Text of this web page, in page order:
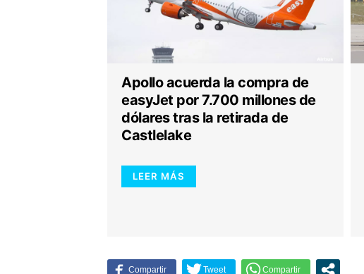
Apollo acuerda la compra de
easyJet por 7.700 millones de
dólares tras la retirada de
Castlelake
LEER MÁS